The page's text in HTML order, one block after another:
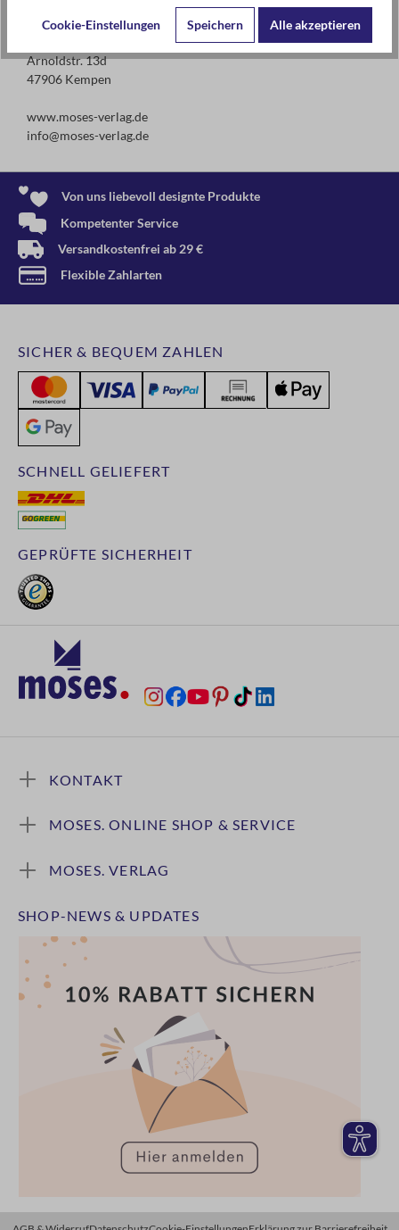
Arnoldstr. 13d
47906 Kempen
www.moses-verlag.de
info@moses-verlag.de
Von uns liebevoll designte Produkte
Kompetenter Service
Versandkostenfrei ab 29 €
Flexible Zahlarten
GEPRÜFTE SICHERHEIT
SCHNELL GELIEFERT
SICHER & BEQUEM ZAHLEN
KONTAKT
MOSES. ONLINE SHOP & SERVICE
MOSES. VERLAG
SHOP-NEWS & UPDATES
Cookie-Einstellungen Speichern Alle akzeptieren